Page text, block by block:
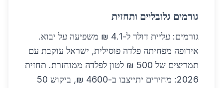
גורמים גלובליים ותחזית
גורמים: עליית דולר ל-4.1 ₪ משפיעה על יבוא.
אירופה מפחיתה פלדה פוסילית, ישראל עוקבת עם
תמריצים של 500 ₪ לטון לפלדה ממוחזרת. תחזית
2026: מחירים יתייצבו ב-4600 ₪, ביקוש 50